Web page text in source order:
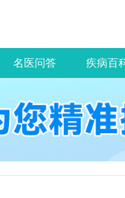
名医问答 疾病百